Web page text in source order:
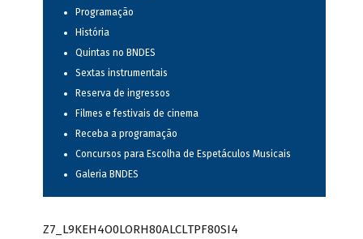
Programação
História
Quintas no BNDES
Sextas instrumentais
Reserva de ingressos
Filmes e festivais de cinema
Receba a programação
Concursos para Escolha de Espetáculos Musicais
Galeria BNDES
Z7_L9KEH4O0LORH80ALCLTPF80SI4